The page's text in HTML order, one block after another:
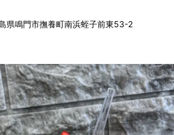
県鳴門市撫養町南浜蛭子前東53-2